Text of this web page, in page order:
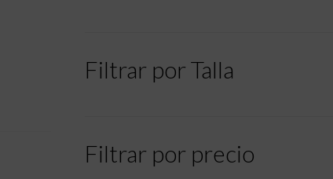
Filtrar por Talla
Filtrar por precio